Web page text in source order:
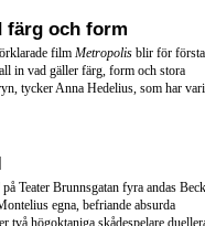
färg och form
film Metropolis blir för första
in vad gäller färg, form och stora
tycker Anna Hedelius, som har
på Teater Brunnsgatan fyra andas
egna, befriande absurda
två högoktaniga skådespelare